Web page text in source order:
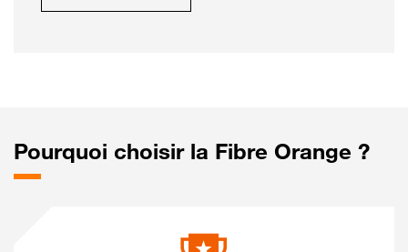
Pourquoi choisir la Fibre Orange ?